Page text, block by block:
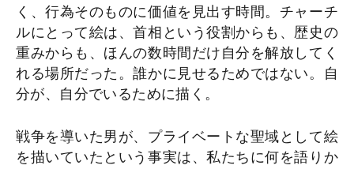
く、行為そのものに価値を見出す時間。チャーチ
ルにとって絵は、首相という役割からも、歴史の
重みからも、ほんの数時間だけ自分を解放してく
れる場所だった。誰かに見せるためではない。自
分が、自分でいるために描く。
戦争を導いた男が、プライベートな聖域として絵
を描いていたという事実は、私たちに何を語りか